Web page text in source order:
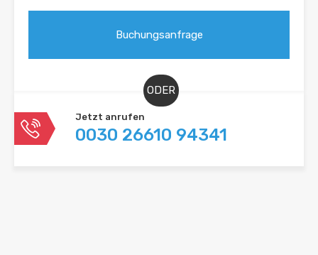
ODER
Jetzt anrufen
0030 26610 94341